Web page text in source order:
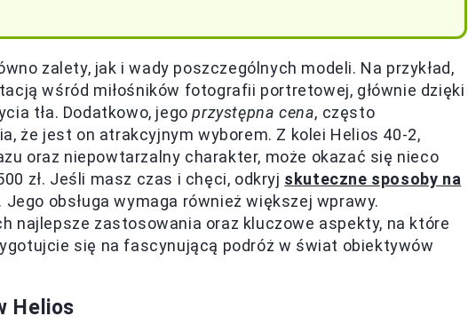
zalety, jak i wady poszczególnych modeli. Na przykład,
wśród miłośników fotografii portretowej, głównie dzięki
tła. Dodatkowo, jegoprzystępna cena, często
że jest on atrakcyjnym wyborem. Z kolei Helios 40-2,
oraz niepowtarzalny charakter, może okazać się nieco
zł. Jeśli masz czas i chęci, odkryj skuteczne sposoby na
. Jego obsługa wymaga również większej wprawy.
najlepsze zastosowania oraz kluczowe aspekty, na które
się na fascynującą podróż w świat obiektywów
Helios